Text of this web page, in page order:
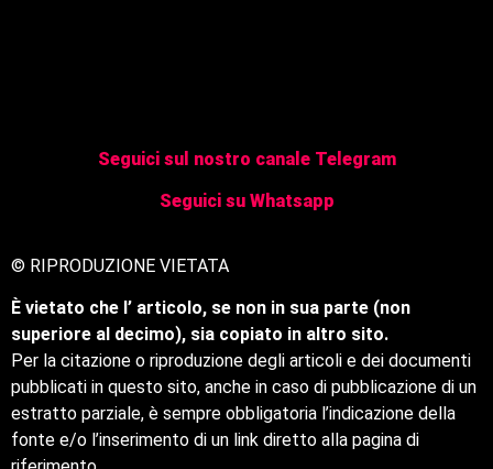
Seguici sul nostro canale Telegram
Seguici su Whatsapp
© RIPRODUZIONE VIETATA
È vietato che l’ articolo, se non in sua parte (non
superiore al decimo), sia copiato in altro sito.
Per la citazione o riproduzione degli articoli e dei documenti
pubblicati in questo sito, anche in caso di pubblicazione di un
estratto parziale, è sempre obbligatoria l’indicazione della
fonte e/o l’inserimento di un link diretto alla pagina di